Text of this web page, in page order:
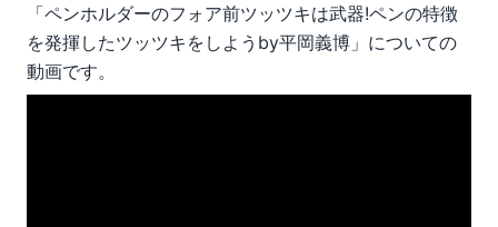
「ペンホルダーのフォア前ツッツキは武器!ペンの特徴
を発揮したツッツキをしようby平岡義博 」についての
動画です。